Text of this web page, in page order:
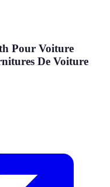
Pour Voiture
De Voiture